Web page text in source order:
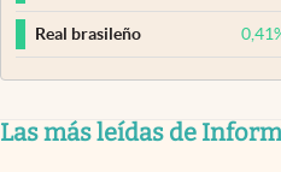
Real brasileño 0,41
Las más leídas de